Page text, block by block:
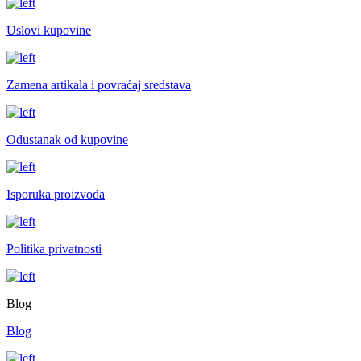
Uslovi kupovine
Zamena artikala i povraćaj sredstava
Odustanak od kupovine
Isporuka proizvoda
Politika privatnosti
Blog
Blog